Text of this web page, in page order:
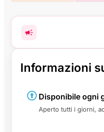
Informazioni
Disponibile ogni
Aperto tutti i giorni,